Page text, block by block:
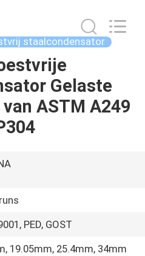
staalcondensator
Gelaste
ASTM A249
PED, GOST
19.05mm, 25.4mm, 34mm